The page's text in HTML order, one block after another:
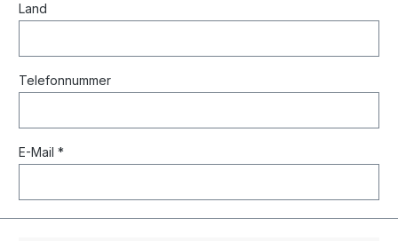
Land
Telefonnummer
E-Mail *